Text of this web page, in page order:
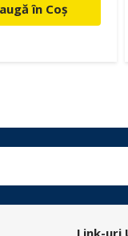
în Coș
Link-uri